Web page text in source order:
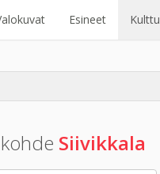
Esineet
Siivikkala